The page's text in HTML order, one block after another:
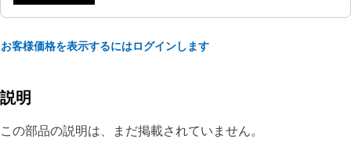
お客様価格を表示するにはログインします
説明
この部品の説明は、まだ掲載されていません。